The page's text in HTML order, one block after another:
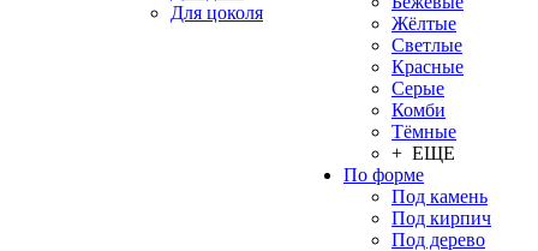
Для цоколя
Жёлтые
Светлые
Красные
Серые
Комби
Тёмные
+ ЕЩЕ
По форме
Под камень
Под кирпич
Под дерево